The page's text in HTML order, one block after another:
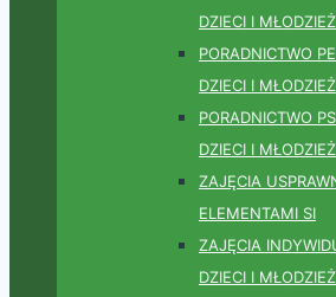
DZIECI I
PORADNICTWO
DZIECI I MŁODZIEŻ
PORADNICTWO
DZIECI I
ZAJĘCIA
ELEMENTAMI SI
ZAJĘCIA
DZIECI I